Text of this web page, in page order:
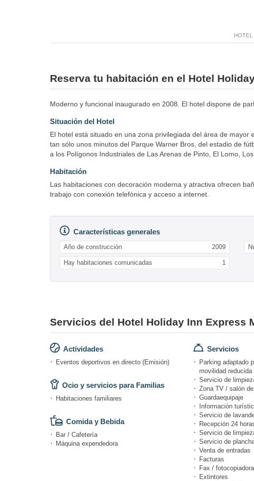
HOTEL
Reserva tu habitación en el Hotel
Moderno y funcional inaugurado en 2008. El hotel dispone de
Situación del Hotel
El hotel está situado en una zona privilegiada del área de
tan sólo unos minutos del Parque Warner Bros, del estadio de
a los Polígonos Industriales de Las Arenas de Pinto, El Lomo,
Habitación
Las habitaciones con decoración moderna y atractiva ofrecen
trabajo con conexión telefónica y acceso a internet.
Características generales
Año de construcción 2009
Hay habitaciones comunicadas 1
Servicios del Hotel Holiday Inn Express
Actividades
Eventos deportivos en directo (Emisión)
Ocio y servicios para Familias
Habitaciones familiares
Comida y Bebida
Bar / Cafetería
Máquina expendedora
Servicios
Parking adaptado
movilidad reducida
Servicio de
Zona TV / salón
Guardaequipaje
Información
Servicio de
Recepción 24
Servicio de
Servicio de
Venta de entradas
Facturas
Fax /
Extintores